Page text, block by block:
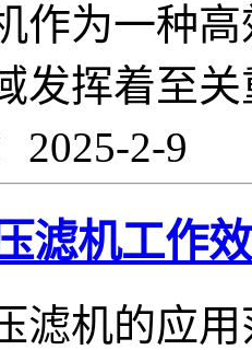
作为一种
发挥着至
2025-2-9
滤机工作
滤机的应